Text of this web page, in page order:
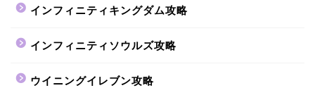
インフィニティキングダム攻略
インフィニティソウルズ攻略
ウイニングイレブン攻略